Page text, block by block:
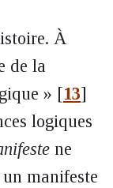
À
de la
» [13]
logiques
ne
manifeste